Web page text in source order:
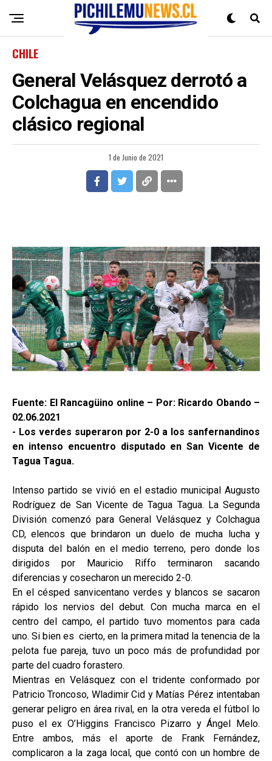
CHILE
General Velásquez derrotó a
Colchagua en encendido
clásico regional
1 de Junio de 2021
Fuente: El Rancagüino online – Por: Ricardo Obando –
02.06.2021
- Los verdes superaron por 2-0 a los sanfernandinos
en intenso encuentro disputado en San Vicente de
Tagua Tagua.
Intenso partido se vivió en el estadio municipal Augusto
Rodríguez de San Vicente de Tagua Tagua. La Segunda
División comenzó para General Velásquez y Colchagua
CD, elencos que brindaron un duelo de mucha lucha y
disputa del balón en el medio terreno, pero donde los
dirigidos por Mauricio Riffo terminaron sacando
diferencias y cosecharon un merecido 2-0.
En el césped sanvicentano verdes y blancos se sacaron
rápido los nervios del debut. Con mucha marca en el
centro del campo, el partido tuvo momentos para cada
uno. Si bien es cierto, en la primera mitad la tenencia de la
pelota fue pareja, tuvo un poco más de profundidad por
parte del cuadro forastero.
Mientras en Velásquez con el tridente conformado por
Patricio Troncoso, Wladimir Cid y Matías Pérez intentaban
generar peligro en área rival, en la otra vereda el fútbol lo
puso el ex O’Higgins Francisco Pizarro y Ángel Melo.
Entre ambos, más el aporte de Frank Fernández,
complicaron a la zaga local, que contó con un hombre de